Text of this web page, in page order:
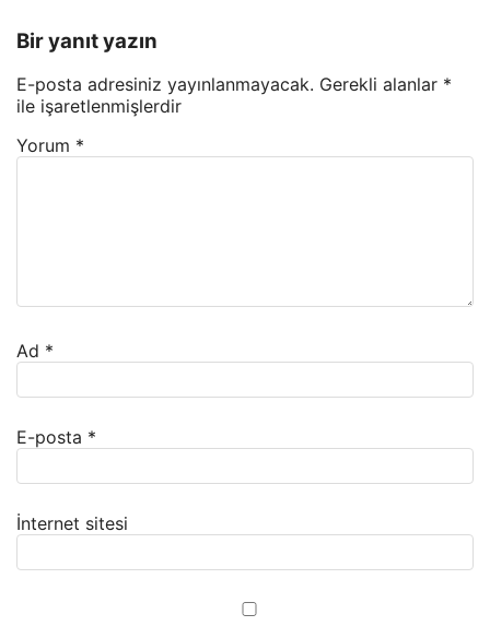
Bir yanıt yazın
E-posta adresiniz yayınlanmayacak. Gerekli alanlar *
ile işaretlenmişlerdir
Yorum *
Ad *
E-posta *
İnternet sitesi